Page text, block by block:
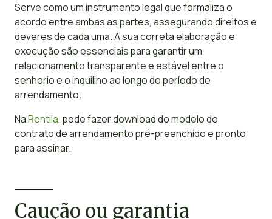
Serve como um instrumento legal que formaliza o
acordo entre ambas as partes, assegurando direitos e
deveres de cada uma. A sua correta elaboração e
execução são essenciais para garantir um
relacionamento transparente e estável entre o
senhorio e o inquilino ao longo do período de
arrendamento.
NaRentila, pode fazer download do modelo do
contrato de arrendamento pré-preenchido e pronto
para assinar.
Caução ou garantia